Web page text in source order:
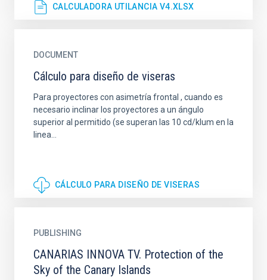
CALCULADORA UTILANCIA V4.XLSX
DOCUMENT
Cálculo para diseño de viseras
Para proyectores con asimetría frontal , cuando es
necesario inclinar los proyectores a un ángulo
superior al permitido (se superan las 10 cd/klum en la
linea...
CÁLCULO PARA DISEÑO DE VISERAS
PUBLISHING
CANARIAS INNOVA TV. Protection of the
Sky of the Canary Islands